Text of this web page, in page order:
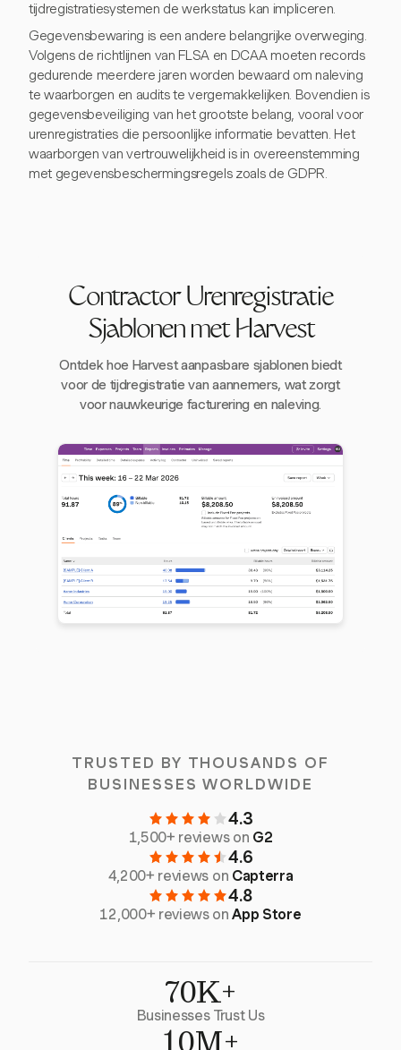
tijdregistratiesystemen de werkstatus kan impliceren.
Gegevensbewaring is een andere belangrijke overweging.
Volgens de richtlijnen van FLSA en DCAA moeten records
gedurende meerdere jaren worden bewaard om naleving
te waarborgen en audits te vergemakkelijken. Bovendien is
gegevensbeveiliging van het grootste belang, vooral voor
urenregistraties die persoonlijke informatie bevatten. Het
waarborgen van vertrouwelijkheid is in overeenstemming
met gegevensbeschermingsregels zoals de GDPR.
Contractor Urenregistratie
Sjablonen met Harvest
Ontdek hoe Harvest aanpasbare sjablonen biedt
voor de tijdregistratie van aannemers, wat zorgt
voor nauwkeurige facturering en naleving.
TRUSTED BY THOUSANDS OF
BUSINESSES WORLDWIDE
4.3
1,500+ reviews on G2
4.6
4,200+ reviews on Capterra
4.8
12,000+ reviews onApp Store
70K+
Businesses Trust Us